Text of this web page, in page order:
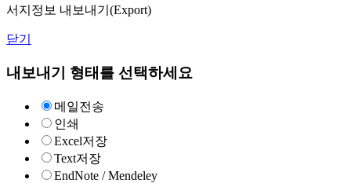
서지정보 내보내기(Export)
닫기
내보내기 형태를 선택하세요
메일전송
인쇄
Excel저장
Text저장
EndNote / Mendeley